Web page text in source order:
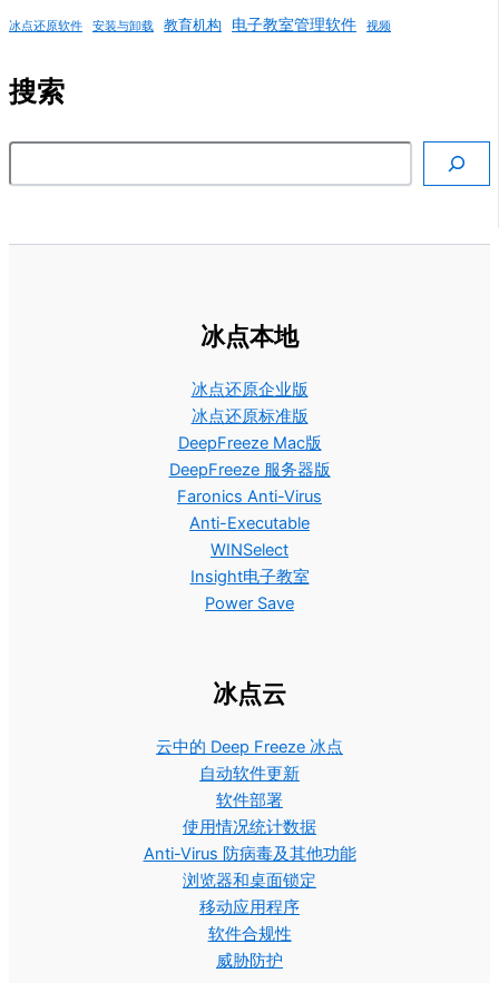
冰点还原软件 安装与卸载 教育机构 电子教室管理软件 视频
搜索
搜索
冰点本地
冰点还原企业版
冰点还原标准版
DeepFreeze Mac版
DeepFreeze 服务器版
Faronics Anti-Virus
Anti-Executable
WINSelect
Insight电子教室
Power Save
冰点云
云中的 Deep Freeze 冰点
自动软件更新
软件部署
使用情况统计数据
Anti-Virus 防病毒及其他功能
浏览器和桌面锁定
移动应用程序
软件合规性
威胁防护